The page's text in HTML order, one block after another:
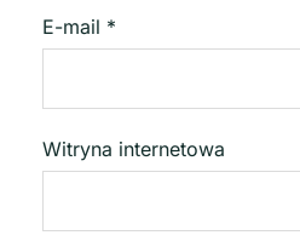
E-mail *
Witryna internetowa